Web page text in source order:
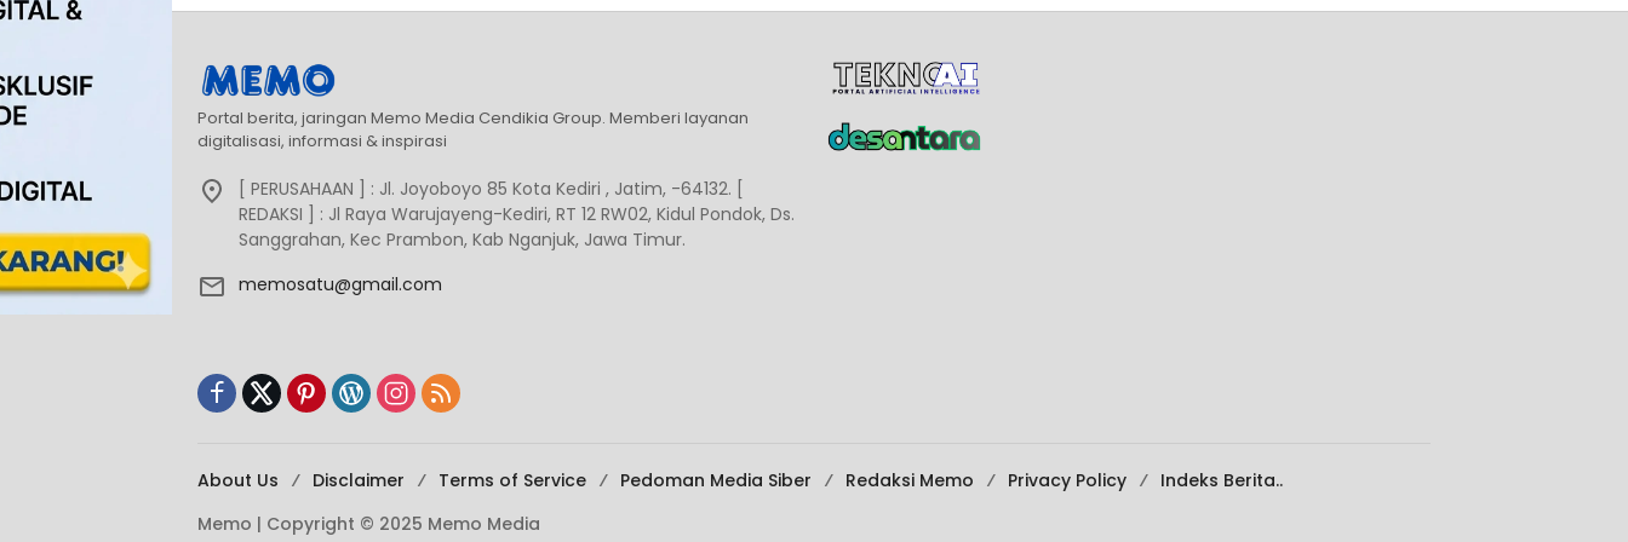
Portal berita, jaringan Memo Media Cendikia Group. Memberi layanan
digitalisasi, informasi & inspirasi
[ PERUSAHAAN ] : Jl. Joyoboyo 85 Kota Kediri , Jatim, -64132. [
REDAKSI ] : Jl Raya Warujayeng-Kediri, RT 12 RW02, Kidul Pondok, Ds.
Sanggrahan, Kec Prambon, Kab Nganjuk, Jawa Timur.
memosatu@gmail.com
About Us Disclaimer Terms of Service Pedoman Media Siber Redaksi Memo Privacy Policy
Indeks Berita..
Memo | Copyright © 2025 Memo Media